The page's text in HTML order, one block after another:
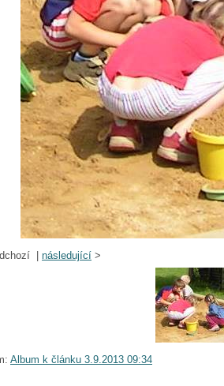
| následující >
Album k článku 3.9.2013 09:34